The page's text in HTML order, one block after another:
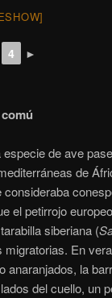
4 ►
especie de ave
de
consideraba
el petirrojo
siberiana (
migratorias. En
anaranjados, la
del cuello, un